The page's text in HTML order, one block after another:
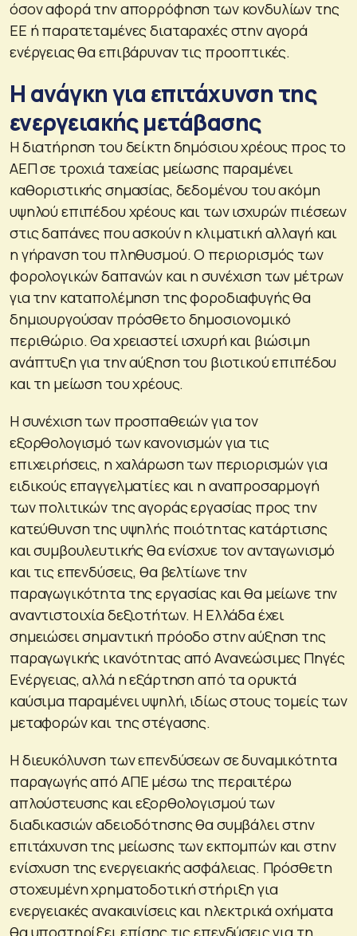
όσον αφορά την απορρόφηση των κονδυλίων της
ΕΕ ή παρατεταμένες διαταραχές στην αγορά
ενέργειας θα επιβάρυναν τις προοπτικές.
Η ανάγκη για επιτάχυνση της
ενεργειακής μετάβασης
Η διατήρηση του δείκτη δημόσιου χρέους προς το
ΑΕΠ σε τροχιά ταχείας μείωσης παραμένει
καθοριστικής σημασίας, δεδομένου του ακόμη
υψηλού επιπέδου χρέους και των ισχυρών πιέσεων
στις δαπάνες που ασκούν η κλιματική αλλαγή και
η γήρανση του πληθυσμού. Ο περιορισμός των
φορολογικών δαπανών και η συνέχιση των μέτρων
για την καταπολέμηση της φοροδιαφυγής θα
δημιουργούσαν πρόσθετο δημοσιονομικό
περιθώριο. Θα χρειαστεί ισχυρή και βιώσιμη
ανάπτυξη για την αύξηση του βιοτικού επιπέδου
και τη μείωση του χρέους.
Η συνέχιση των προσπαθειών για τον
εξορθολογισμό των κανονισμών για τις
επιχειρήσεις, η χαλάρωση των περιορισμών για
ειδικούς επαγγελματίες και η αναπροσαρμογή
των πολιτικών της αγοράς εργασίας προς την
κατεύθυνση της υψηλής ποιότητας κατάρτισης
και συμβουλευτικής θα ενίσχυε τον ανταγωνισμό
και τις επενδύσεις, θα βελτίωνε την
παραγωγικότητα της εργασίας και θα μείωνε την
αναντιστοιχία δεξιοτήτων. Η Ελλάδα έχει
σημειώσει σημαντική πρόοδο στην αύξηση της
παραγωγικής ικανότητας από Ανανεώσιμες Πηγές
Ενέργειας, αλλά η εξάρτηση από τα ορυκτά
καύσιμα παραμένει υψηλή, ιδίως στους τομείς των
μεταφορών και της στέγασης.
Η διευκόλυνση των επενδύσεων σε δυναμικότητα
παραγωγής από ΑΠΕ μέσω της περαιτέρω
απλούστευσης και εξορθολογισμού των
διαδικασιών αδειοδότησης θα συμβάλει στην
επιτάχυνση της μείωσης των εκπομπών και στην
ενίσχυση της ενεργειακής ασφάλειας. Πρόσθετη
στοχευμένη χρηματοδοτική στήριξη για
ενεργειακές ανακαινίσεις και ηλεκτρικά οχήματα
θα υποστηρίξει επίσης τις επενδύσεις για τη